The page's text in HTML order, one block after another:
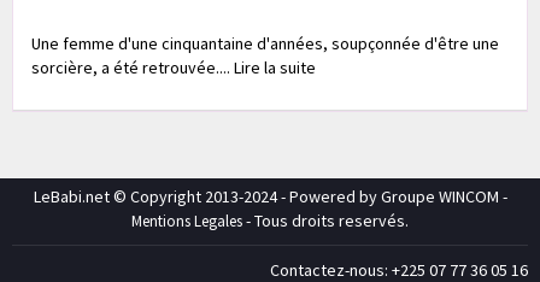
Une femme d'une cinquantaine d'années, soupçonnée d'être une
sorcière, a été retrouvée.... Lire la suite
LeBabi.net © Copyright 2013-2024 - Powered by Groupe WINCOM -
Mentions Legales- Tous droits reservés.
Contactez-nous: +225 07 77 36 05 16